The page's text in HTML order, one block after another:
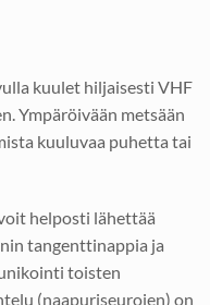
kuulet hiljaisesti VHF
Ympäröivään metsään
kuuluvaa puhetta tai
helposti lähettää
tangenttinappia ja
toisten
(naapuriseurojen) on